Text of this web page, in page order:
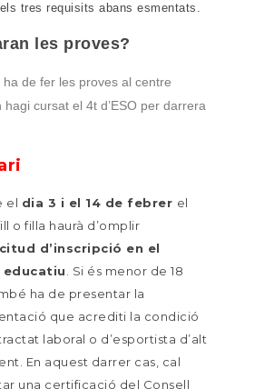
tres requisits abans esmentats.
les proves?
ha de fer les proves al centre
hagi cursat el 4t d’ESO per darrera
el dia 3 i el 14 de febrer el
o filla haurà d’omplir
d’inscripció en el
. Si és menor de 18
ha de presentar la
que acrediti la condició
laboral o d’esportista d’alt
En aquest darrer cas, cal
una certificació del Consell